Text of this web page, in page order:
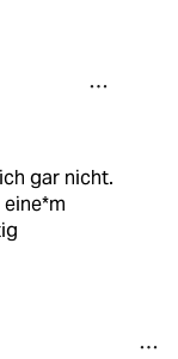
gar nicht.